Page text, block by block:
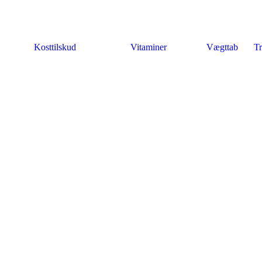
Kosttilskud Vitaminer Vægttab